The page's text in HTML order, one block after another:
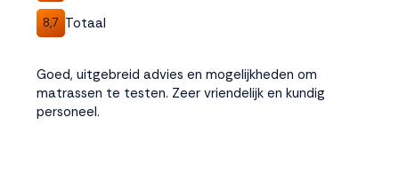
8,7 Totaal
Goed, uitgebreid advies en mogelijkheden om
matrassen te testen. Zeer vriendelijk en kundig
personeel.